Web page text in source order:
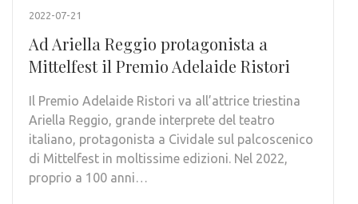
2022-07-21
Ad Ariella Reggio protagonista a
Mittelfest il Premio Adelaide Ristori
Il Premio Adelaide Ristori va all’attrice triestina
Ariella Reggio, grande interprete del teatro
italiano, protagonista a Cividale sul palcoscenico
di Mittelfest in moltissime edizioni. Nel 2022,
proprio a 100 anni…